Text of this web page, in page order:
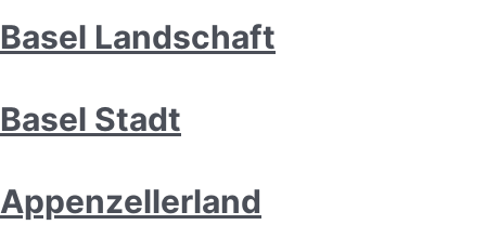
Basel Landschaft
Basel Stadt
Appenzellerland